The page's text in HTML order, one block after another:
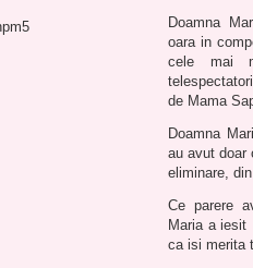
Doamna
oara in
cele mai
de Mama
Doamna
au avut doar
eliminare,
Ce parere
Maria a iesit
ca isi merita